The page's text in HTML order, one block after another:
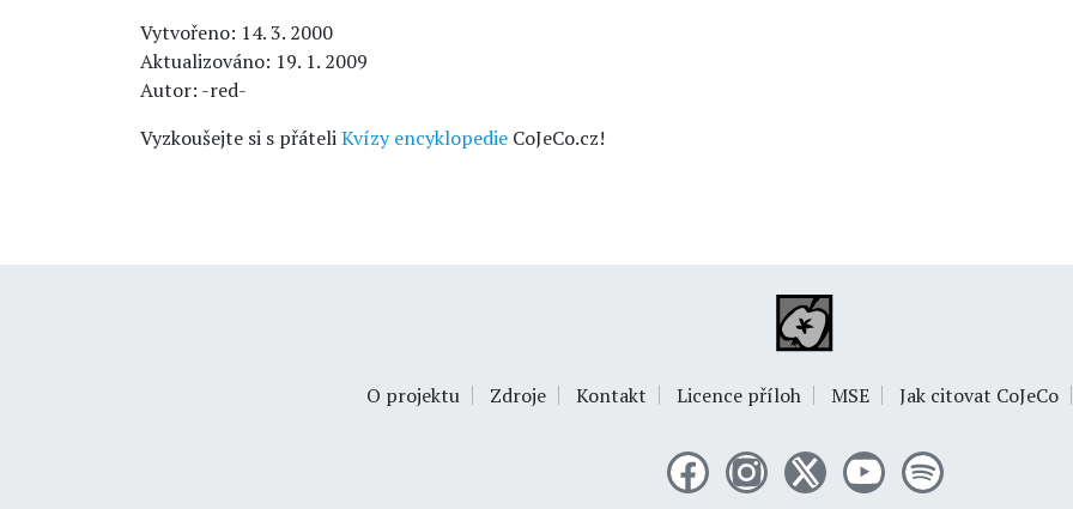
Vytvořeno: 14. 3. 2000
Aktualizováno: 19. 1. 2009
Autor: -red-
Vyzkoušejte si s přáteliKvízy encyklopedie CoJeCo.cz!
O projektu Zdroje Kontakt Licence příloh MSE Jak citovat CoJeCo